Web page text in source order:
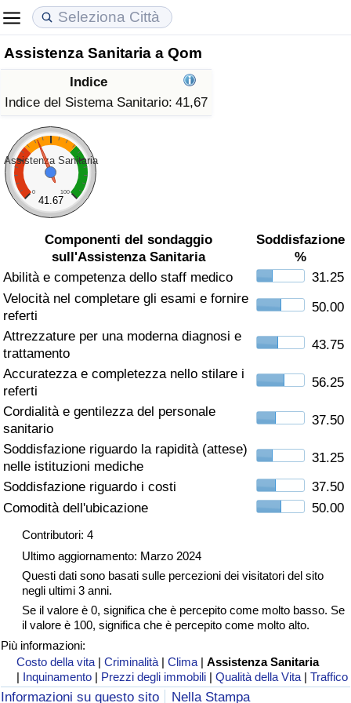
Assistenza Sanitaria a Qom
Indice
Indice del Sistema Sanitario: 41,67
Assistenza Sanitaria
0 100
41.67
Componenti del sondaggio
sull'Assistenza Sanitaria
Soddisfazione
%
Abilità e competenza dello staff medico
31.25
Velocità nel completare gli esami e fornire
referti
50.00
Attrezzature per una moderna diagnosi e
trattamento
43.75
Accuratezza e completezza nello stilare i
referti
56.25
Cordialità e gentilezza del personale
sanitario
37.50
Soddisfazione riguardo la rapidità (attese)
nelle istituzioni mediche
31.25
Soddisfazione riguardo i costi
37.50
Comodità dell'ubicazione
50.00
Contributori: 4
Ultimo aggiornamento: Marzo 2024
Questi dati sono basati sulle percezioni dei visitatori del sito
negli ultimi 3 anni.
Se il valore è 0, significa che è percepito come molto basso. Se
il valore è 100, significa che è percepito come molto alto.
Più informazioni:
Costo della vita |Criminalità |Clima |Assistenza Sanitaria
| Inquinamento | Prezzi degli immobili |Qualità della Vita |Traffico
Informazioni su questo sito Nella Stampa
Costo della vita
Indice Del Costo Della Vita (corrente)
Indice Del Costo Della Vita
Indice del Costo della Vita per Nazione
ad Aqaba
Prezzi degli immobili
Indice del Prezzo delle Case (Corrente)
Indice del Prezzo delle Case
Indice del Prezzo delle Case per Nazione
Qualità della Vita
Indice della Qualità della Vita
Indice della Qualità della Vita (Corrente)
Indice della qualità della vita per Paese
Criminalità
Indice del Tasso di Criminalità (Corrente)
Indice della Criminalità
Indice di criminalità per paese
Assistenza Sanitaria
Indice dell’Assistenza Sanitaria (Corrente)
Indice dell’Assistenza Sanitaria
Indice dell’Assistenza Sanitaria per
Inquinamento
Indice dell’Inquinamento (Corrente)
Indice di inquinamento
Indice dell’Inquinamento per Nazione